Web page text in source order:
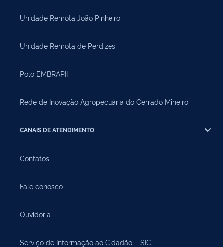
Unidade Remota João Pinheiro
Unidade Remota de Perdizes
Polo EMBRAPII
Rede de Inovação Agropecuária do Cerrado Mineiro
CANAIS DE ATENDIMENTO
Contatos
Fale conosco
Ouvidoria
Serviço de Informação ao Cidadão – SIC